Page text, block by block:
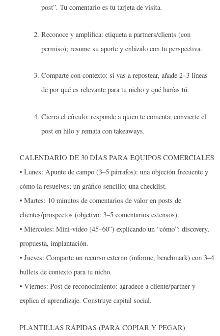
post”. Tu comentario es tu tarjeta de visita.
Reconoce y amplifica: etiqueta a partners/clients (con
permiso); resume su aporte y enlázalo con tu perspectiva.
Comparte con contexto: si vas a repostear, añade 2–3 líneas
de por qué es relevante para tu nicho y qué harías tú.
Cierra el círculo: responde a quien te comenta; convierte el
post en hilo y remata con takeaways.
CALENDARIO DE 30 DÍAS PARA EQUIPOS COMERCIALES
• Lunes: Apunte de campo (3–5 párrafos): una objeción frecuente y
cómo la resuelves; un gráfico sencillo; una checklist.
• Martes: 10 minutos de comentarios de valor en posts de
clientes/prospectos (objetivo: 3–5 comentarios extensos).
• Miércoles: Mini-vídeo (45–60”) explicando un “cómo”: discovery,
propuesta, implantación.
• Jueves: Comparte un recurso externo (informe, benchmark) con 3–4
bullets de contexto para tu nicho.
• Viernes: Post de reconocimiento: agradece a cliente/partner y
explica el aprendizaje. Construye capital social.
PLANTILLAS RÁPIDAS (PARA COPIAR Y PEGAR)